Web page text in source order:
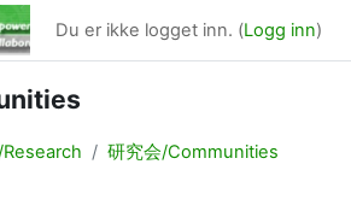
Du er ikke logget inn. (Logg inn)
研究会/Communities